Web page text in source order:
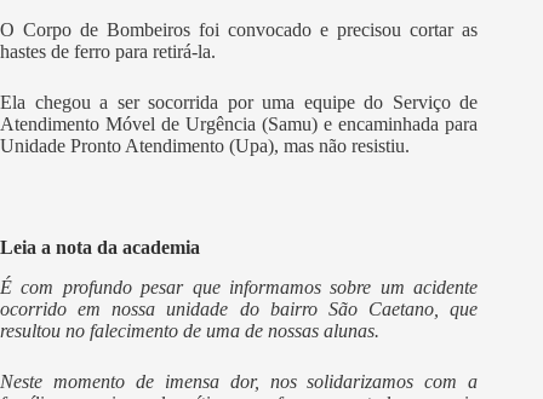
O Corpo de Bombeiros foi convocado e precisou cortar as
hastes de ferro para retirá-la.
Ela chegou a ser socorrida por uma equipe do Serviço de
Atendimento Móvel de Urgência (Samu) e encaminhada para
Unidade Pronto Atendimento (Upa), mas não resistiu.
Leia a nota da academia
É com profundo pesar que informamos sobre um acidente
ocorrido em nossa unidade do bairro São Caetano, que
resultou no falecimento de uma de nossas alunas.
Neste momento de imensa dor, nos solidarizamos com a